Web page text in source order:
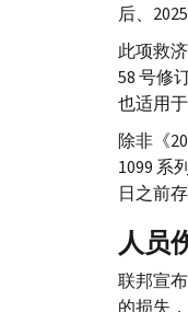
后、
此项救
58 号修
也适用
除非《
1099 系
日之前
人员
联邦宣
的损失